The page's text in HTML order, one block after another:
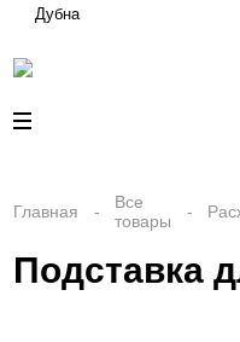
Дубна
Главная
Все
товары
Подставка